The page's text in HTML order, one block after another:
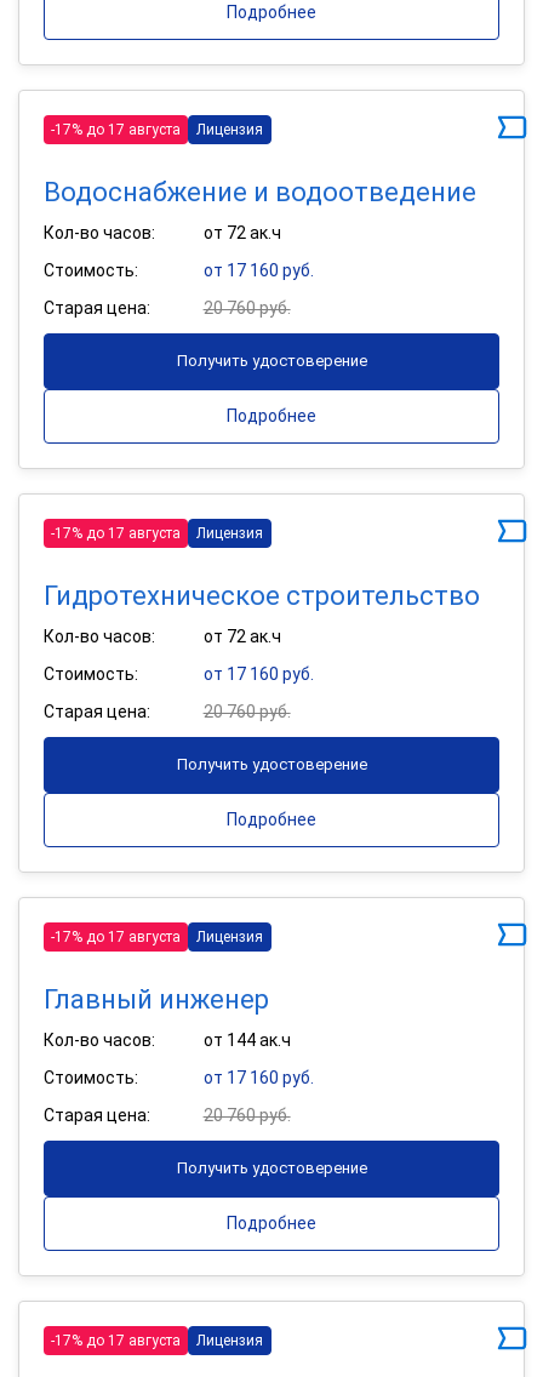
Подробнее
-17% до 17 августа Лицензия
Водоснабжение и водоотведение
Кол-во часов:
от 72 ак.ч
Стоимость:
от 17 160 руб.
Старая цена:
20 760 руб.
Получить удостоверение
Подробнее
-17% до 17 августа Лицензия
Гидротехническое строительство
Кол-во часов:
от 72 ак.ч
Стоимость:
от 17 160 руб.
Старая цена:
20 760 руб.
Получить удостоверение
Подробнее
-17% до 17 августа Лицензия
Главный инженер
Кол-во часов:
от 144 ак.ч
Стоимость:
от 17 160 руб.
Старая цена:
20 760 руб.
Получить удостоверение
Подробнее
-17% до 17 августа Лицензия